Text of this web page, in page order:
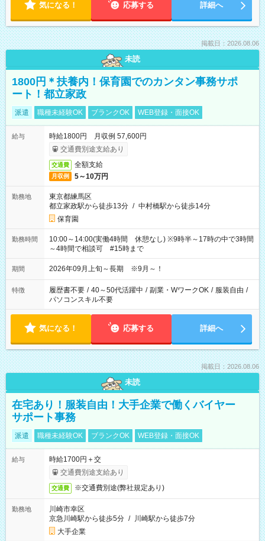
気になる！ 応募する 詳細へ
掲載日：2026.08.06
未読
1800円＊扶養内！保育園でのカンタン事務サポ
ート！都立家政
派遣 職種未経験OK ブランクOK WEB登録・面接OK
給与
時給1800円 月収例 57,600円
交通費別途支給あり
交通費 全額支給
月収例 5～10万円
勤務地
東京都練馬区
都立家政駅から徒歩13分 / 中村橋駅から徒歩14分
保育園
勤務時間
10:00～14:00(実働4時間 休憩なし) ※9時半～17時の中で3時間
～4時間で相談可 #15時まで
期間 2026年09月上旬～長期 ※9月～！
特徴 履歴書不要 / 40～50代活躍中 / 副業・WワークOK / 服装自由 /
パソコンスキル不要
気になる！ 応募する 詳細へ
掲載日：2026.08.06
未読
在宅あり！服装自由！大手企業で働くバイヤー
サポート事務
派遣 職種未経験OK ブランクOK WEB登録・面接OK
給与
時給1700円＋交
交通費別途支給あり
交通費 ※交通費別途(弊社規定あり)
勤務地
川崎市幸区
京急川崎駅から徒歩5分 / 川崎駅から徒歩7分
大手企業